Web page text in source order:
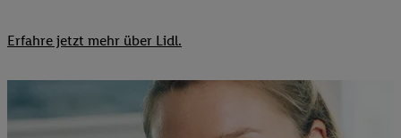
Erfahre jetzt mehr über Lidl.